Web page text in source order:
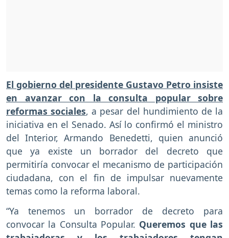
El gobierno del presidente Gustavo Petro insiste
en avanzar con la consulta popular sobre
reformas sociales, a pesar del hundimiento de la
iniciativa en el Senado. Así lo confirmó el ministro
del Interior, Armando Benedetti, quien anunció
que ya existe un borrador del decreto que
permitiría convocar el mecanismo de participación
ciudadana, con el fin de impulsar nuevamente
temas como la reforma laboral.
“Ya tenemos un borrador de decreto para
convocar la Consulta Popular. Queremos que las